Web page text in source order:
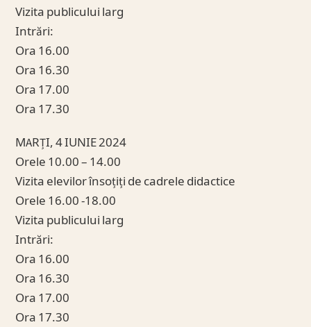
Vizita publicului larg
Intrări:
Ora 16.00
Ora 16.30
Ora 17.00
Ora 17.30
MARȚI, 4 IUNIE 2024
Orele 10.00 – 14.00
Vizita elevilor însoțiți de cadrele didactice
Orele 16.00 -18.00
Vizita publicului larg
Intrări:
Ora 16.00
Ora 16.30
Ora 17.00
Ora 17.30